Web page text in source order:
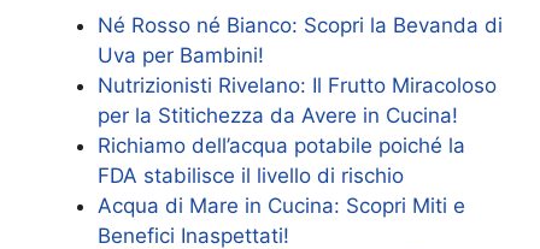
Né Rosso né Bianco: Scopri la Bevanda di
Uva per Bambini!
Nutrizionisti Rivelano: Il Frutto Miracoloso
per la Stitichezza da Avere in Cucina!
Richiamo dell’acqua potabile poiché la
FDA stabilisce il livello di rischio
Acqua di Mare in Cucina: Scopri Miti e
Benefici Inaspettati!